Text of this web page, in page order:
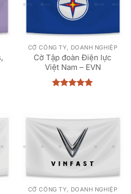
CỜ CÔNG TY, DOANH NGHIỆP
Cờ Tập đoàn Điện lực
Việt Nam – EVN
CỜ CÔNG TY, DOANH NGHIỆP